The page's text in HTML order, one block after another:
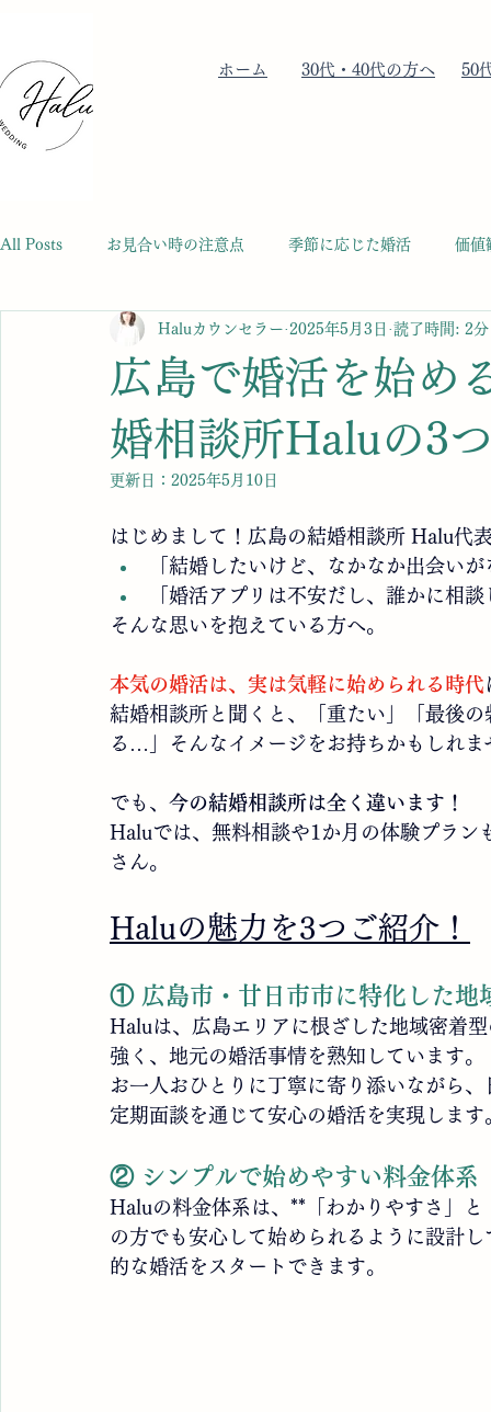
​ホーム ​30代・40代の方へ ​50
All Posts お見合い時の注意点 季節に応じた婚活 価値
30代女性の婚活ポイント 40代女性の婚活ポイント
成婚に向けて 50代女性の婚活ポイント 60代男性の
広島で婚活を始め
婚相談所Haluの3
Haluカウンセラー 2025年5月3日 読了時間: 2分
更新日： 2025年5月10日
はじめまして！広島の結婚相談所 Halu代
「結婚したいけど、なかなか出会い
「婚活アプリは不安だし、誰かに相
そんな思いを抱えている方へ。
本気の婚活は、実は気軽に始められる時代
結婚相談所と聞くと、「重たい」「最後
る…」そんなイメージをお持ちかもしれま
でも、 今の結婚相談所は全く違います！
Haluでは、無料相談や1か月の体験プラン
さん。
Haluの魅力を3つご紹介！
① 広島市・廿日市市に特化した地
Haluは、広島エリアに根ざした地域密着
強く、地元の婚活事情を熟知しています。
お一人おひとりに丁寧に寄り添いながら
定期面談を通じて安心の婚活を実現します
② シンプルで始めやすい料金体系
Haluの料金体系は、**「わかりやすさ」
の方でも安心して始められるように設計
的な婚活をスタートできます。